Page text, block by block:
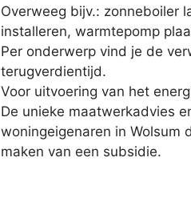
Overweeg bijv.: zonneboiler
installeren, warmtepomp
Per onderwerp vind je de
terugverdientijd.
Voor uitvoering van het
De unieke maatwerkadvies
woningeigenaren in Wolsum
maken van een subsidie.